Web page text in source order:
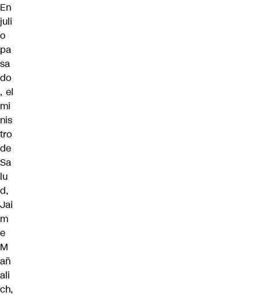
En
juli
o
pa
sa
do
, el
mi
nis
tro
de
Sa
lu
d,
Jai
m
e
M
añ
ali
ch,